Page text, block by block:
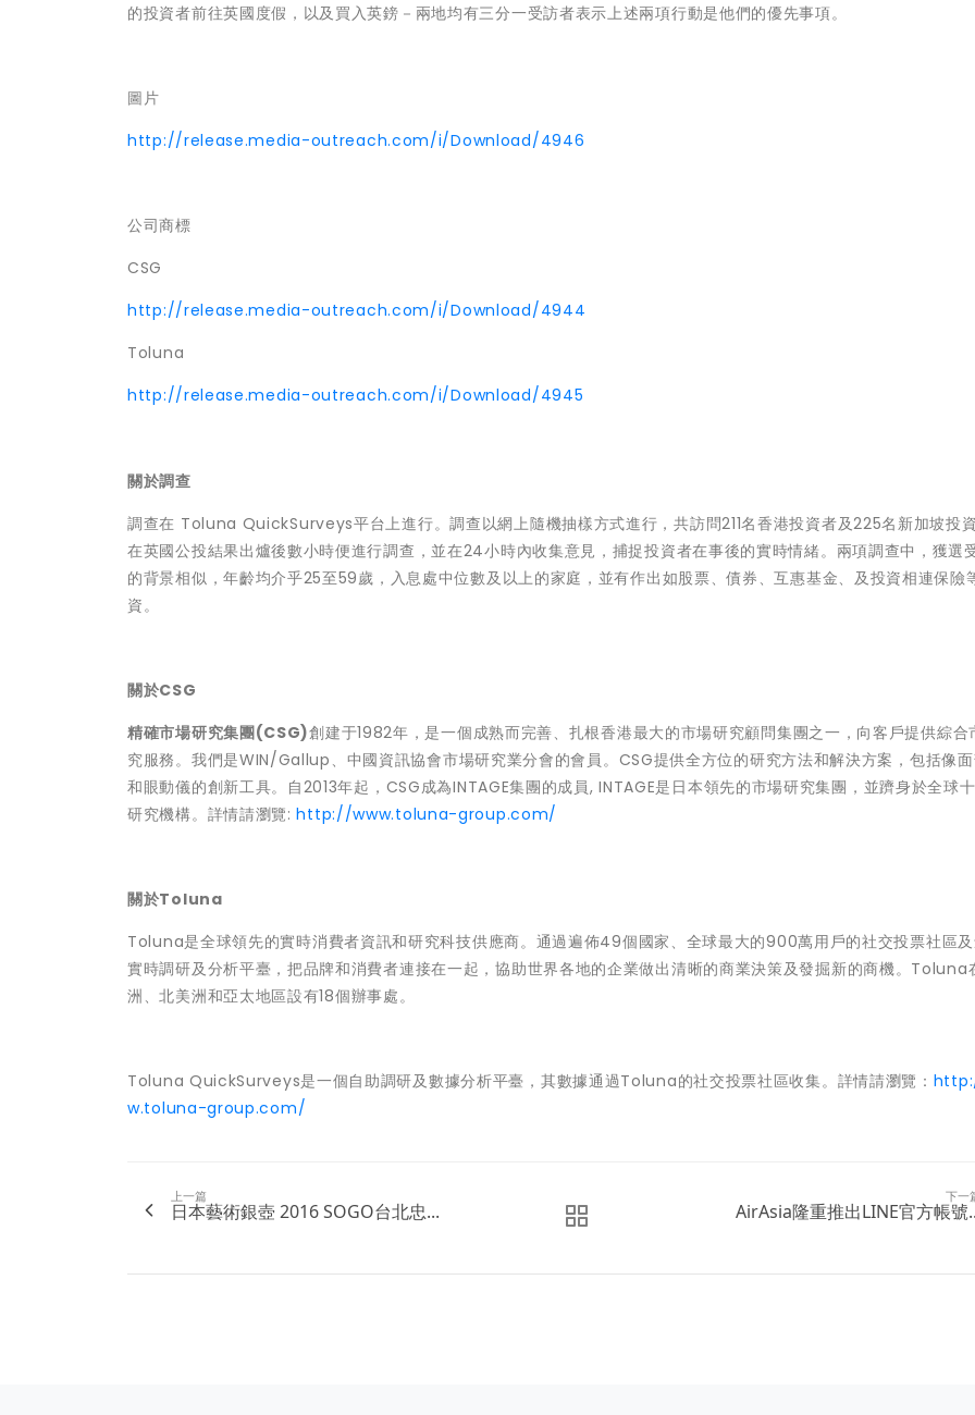
的投資者前往英國度假，以及買入英鎊－兩地均有三分一受訪者表示上述兩項行動是他們的優先事項。
圖片
http://release.media-outreach.com/i/Download/4946
公司商標
CSG
http://release.media-outreach.com/i/Download/4944
Toluna
http://release.media-outreach.com/i/Download/4945
關於調查
調查在 Toluna QuickSurveys平台上進行。調查以網上隨機抽樣方式進行，共訪問211名香港投資者及225名新加坡投資
在英國公投結果出爐後數小時便進行調查，並在24小時內收集意見，捕捉投資者在事後的實時情緒。兩項調查中，獲選
的背景相似，年齡均介乎25至59歲，入息處中位數及以上的家庭，並有作出如股票、債券、互惠基金、及投資相連保險
資。
關於CSG
精確市場研究集團(CSG)創建于1982年，是一個成熟而完善、扎根香港最大的市場研究顧問集團之一，向客戶提供綜合
究服務。我們是WIN/Gallup、中國資訊協會市場研究業分會的會員。CSG提供全方位的研究方法和解決方案，包括像
和眼動儀的創新工具。自2013年起，CSG成為INTAGE集團的成員, INTAGE是日本領先的市場研究集團，並躋身於全球
研究機構。 詳情請瀏覽: http://www.toluna-group.com/
關於Toluna
Toluna是全球領先的實時消費者資訊和研究科技供應商。通過遍佈49個國家、全球最大的900萬用戶的社交投票社區
實時調研及分析平臺，把品牌和消費者連接在一起，協助世界各地的企業做出清晰的商業決策及發掘新的商機。 Toluna
洲、北美洲和亞太地區設有18個辦事處。
Toluna QuickSurveys是一個自助調研及數據分析平臺，其數據通過Toluna的社交投票社區收集。 詳情請瀏覽：
w.toluna-group.com/
上一篇
日本藝術銀壺 2016 SOGO台北忠...
下一
AirAsia隆重推出LINE官方帳號